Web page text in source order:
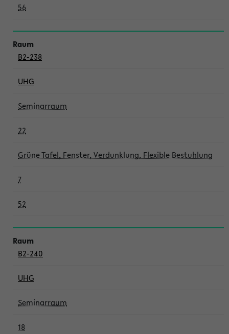
56
B2-238
UHG
Seminarraum
22
Grüne Tafel, Fenster, Verdunklung, Flexible Bestuhlung
7
52
B2-240
UHG
Seminarraum
18